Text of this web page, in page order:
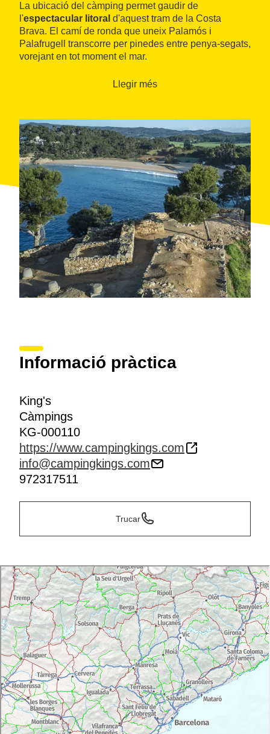
La ubicació del càmping permet gaudir de
l'espectacular litoral d'aquest tram de la Costa
Brava. El camí de ronda que uneix Palamós i
Palafrugell transcorre per pinedes entre penya-segats,
vorejant en tot moment el mar.
Llegir més
Informació pràctica
King's
Càmpings
KG-000110
https://www.campingkings.com
info@campingkings.com
972317511
Trucar